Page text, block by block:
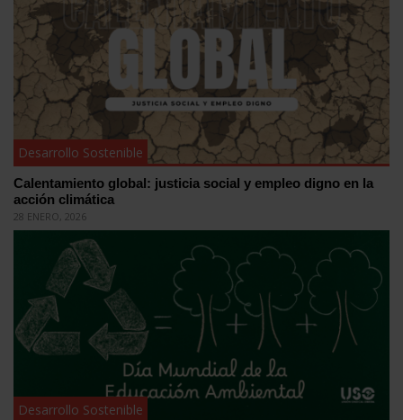
Desarrollo Sostenible
Calentamiento global: justicia social y empleo digno en la
acción climática
28 ENERO, 2026
Desarrollo Sostenible